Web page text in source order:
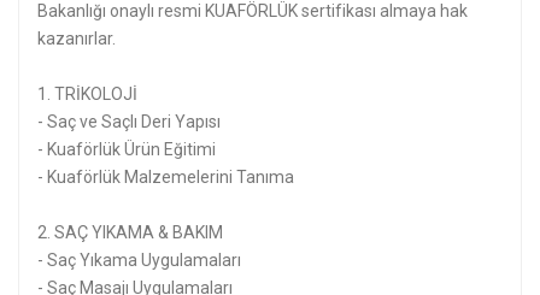
Bakanlığı onaylı resmi KUAFÖRLÜK sertifikası almaya hak
kazanırlar.
1. TRİKOLOJİ
- Saç ve Saçlı Deri Yapısı
- Kuaförlük Ürün Eğitimi
- Kuaförlük Malzemelerini Tanıma
2. SAÇ YIKAMA & BAKIM
- Saç Yıkama Uygulamaları
- Saç Masajı Uygulamaları